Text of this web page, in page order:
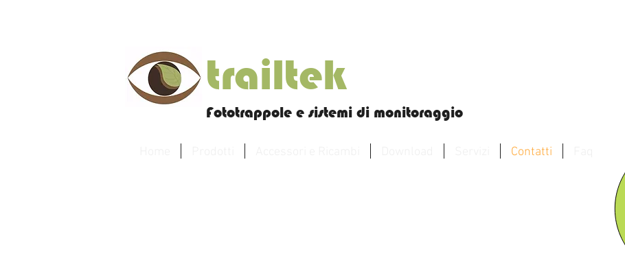
trailtek
Fototrappole e sistemi di monitoraggio
Contatti